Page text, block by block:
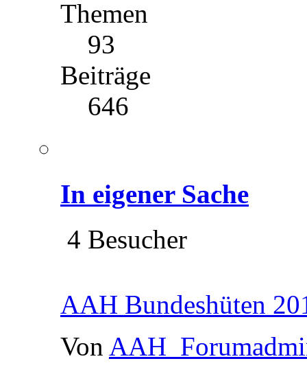
Themen
93
Beiträge
646
In eigener Sache
4 Besucher
AAH Bundeshüten
Von